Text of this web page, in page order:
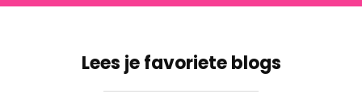
Lees je favoriete blogs